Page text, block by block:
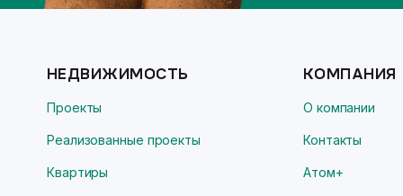
НЕДВИЖИМОСТЬ
Проекты
Реализованные проекты
Квартиры
КОМПАНИЯ
О компании
Контакты
Атом+